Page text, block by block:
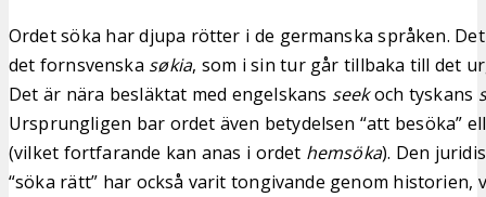
Ordet söka har djupa rötter i de germanska språken.
det fornsvenska søkia, som i sin tur går tillbaka till det
Det är nära besläktat med engelskans seekoch tyskans
Ursprungligen bar ordet även betydelsen “att besöka”
(vilket fortfarande kan anas i ordet hemsöka). Den
“söka rätt” har också varit tongivande genom historien,